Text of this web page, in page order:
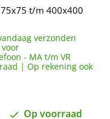
75x75 t/m 400x400
verzonden
- MA t/m VR
| Op rekening ook
Op voorraad